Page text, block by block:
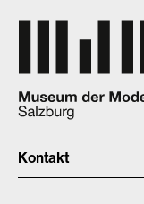
Kontakt